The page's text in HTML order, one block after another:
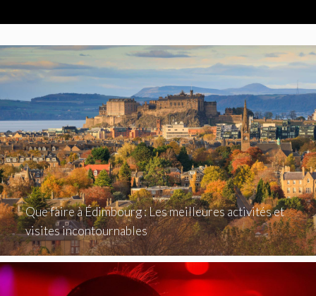
Que faire à Édimbourg : Les meilleures activités et
visites incontournables